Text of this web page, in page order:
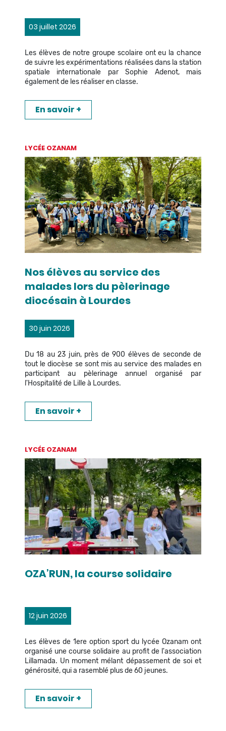
03 juillet 2026
Les élèves de notre groupe scolaire ont eu la chance
de suivre les expérimentations réalisées dans la station
spatiale internationale par Sophie Adenot, mais
également de les réaliser en classe.
En savoir +
LYCÉE OZANAM
Nos élèves au service des
malades lors du pèlerinage
diocésain à Lourdes
30 juin 2026
Du 18 au 23 juin, près de 900 élèves de seconde de
tout le diocèse se sont mis au service des malades en
participant au pèlerinage annuel organisé par
l'Hospitalité de Lille à Lourdes.
En savoir +
LYCÉE OZANAM
OZA’RUN, la course solidaire
12 juin 2026
Les élèves de 1ere option sport du lycée Ozanam ont
organisé une course solidaire au profit de l'association
Lillamada. Un moment mélant dépassement de soi et
générosité, qui a rasemblé plus de 60 jeunes.
En savoir +